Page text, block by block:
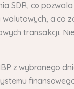
SDR, co
a co
transakcji.
z wybranego